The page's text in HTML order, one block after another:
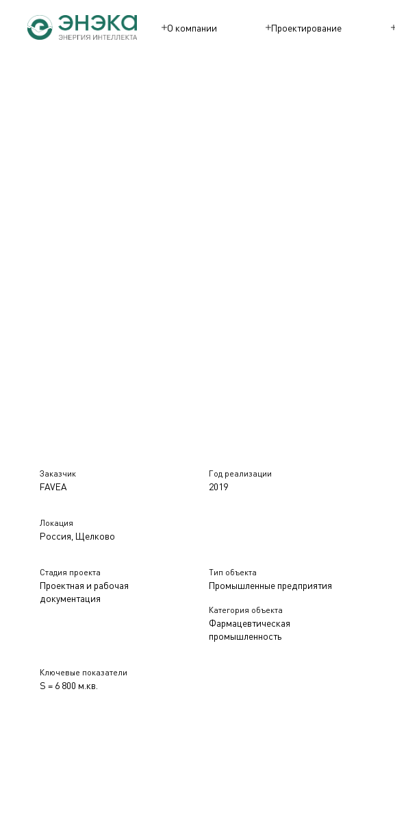
О компании Проектирование
Заказчик
FAVEA
Год реализации
2019
Локация
Россия, Щелково
Стадия проекта
Проектная и рабочая
документация
Тип объекта
Промышленные предприятия
Категория объекта
Фармацевтическая
промышленность
Ключевые показатели
S = 6 800 м.кв.